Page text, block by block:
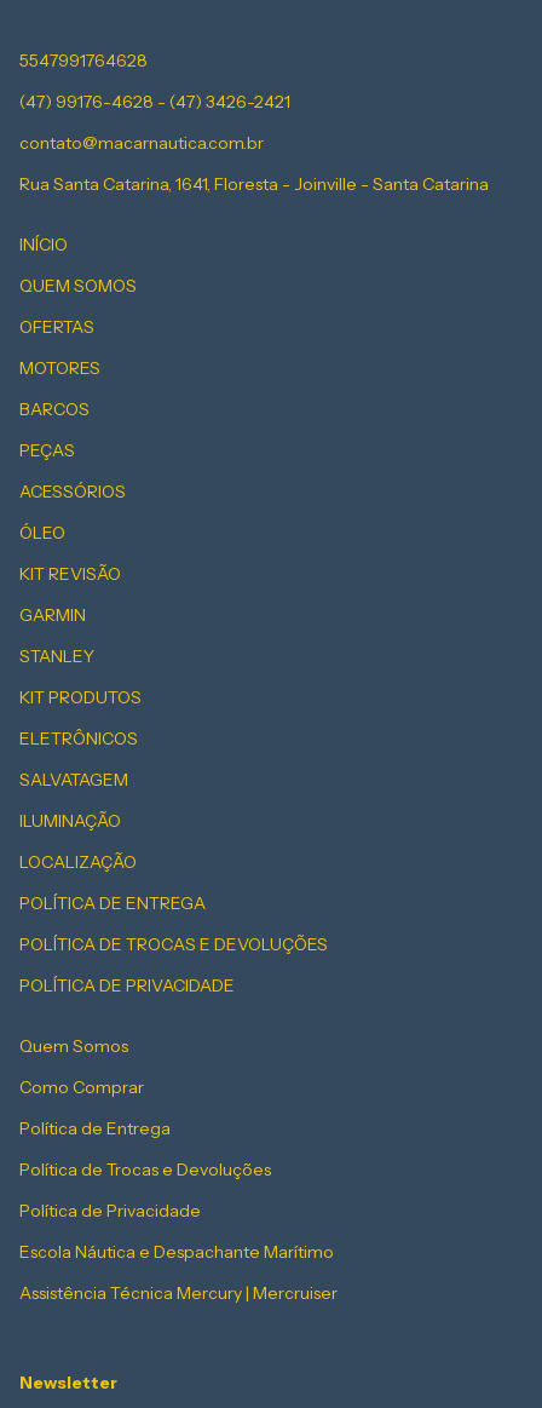
5547991764628
(47) 99176-4628 - (47) 3426-2421
contato@macarnautica.com.br
Rua Santa Catarina, 1641, Floresta - Joinville - Santa Catarina
INÍCIO
QUEM SOMOS
OFERTAS
MOTORES
BARCOS
PEÇAS
ACESSÓRIOS
ÓLEO
KIT REVISÃO
GARMIN
STANLEY
KIT PRODUTOS
ELETRÔNICOS
SALVATAGEM
ILUMINAÇÃO
LOCALIZAÇÃO
POLÍTICA DE ENTREGA
POLÍTICA DE TROCAS E DEVOLUÇÕES
POLÍTICA DE PRIVACIDADE
Quem Somos
Como Comprar
Política de Entrega
Política de Trocas e Devoluções
Política de Privacidade
Escola Náutica e Despachante Marítimo
Assistência Técnica Mercury | Mercruiser
Newsletter